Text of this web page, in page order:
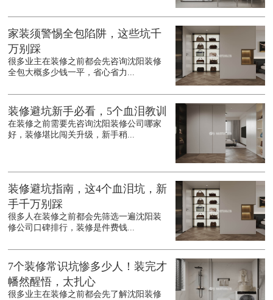
家装须警惕全包陷阱，这些坑千
万别踩
很多业主在装修之前都会先咨询沈阳装修
全包大概多少钱一平，省心省力...
装修避坑新手必看，5个血泪教训
在装修之前需要先咨询沈阳装修公司哪家
好，装修堪比闯关升级，新手稍...
装修避坑指南，这4个血泪坑，新
手千万别踩
很多人在装修之前都会先筛选一遍沈阳装
修公司口碑排行，装修是件费钱...
7个装修常识坑惨多少人！装完才
幡然醒悟，太扎心
很多业主在装修之前都会先了解沈阳装修